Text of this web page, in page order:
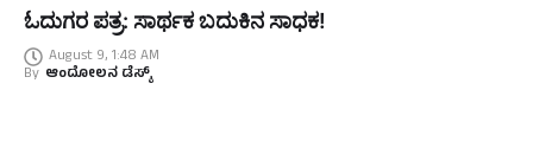
ಓದುಗರ ಪತ್ರ: ಸಾರ್ಥಕ ಬದುಕಿನ ಸಾಧಕ!
August 9, 1:48 AM
By ಆಂದೋಲನ ಡೆಸ್ಕ್